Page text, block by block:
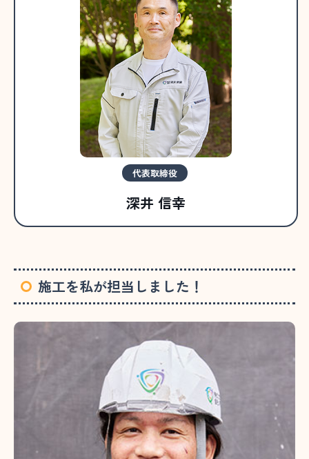
代表取締役
深井 信幸
施工を私が担当しました！